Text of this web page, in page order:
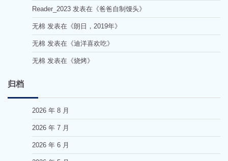
Reader_2023 发表在《爸爸自制馒头》
无棉 发表在《朗日，2019年》
无棉 发表在《迪洋喜欢吃》
无棉 发表在《烧烤》
归档
2026 年 8 月
2026 年 7 月
2026 年 6 月